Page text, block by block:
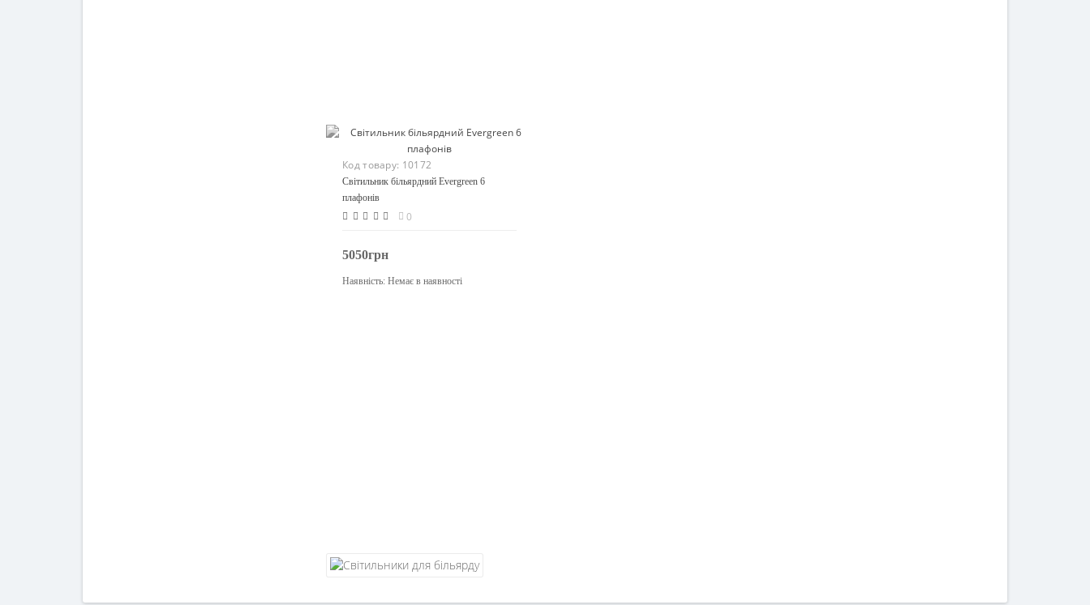
Код товару: 10172
Світильник більярдний Evergreen 6
плафонів
0
5050грн
Закінчився
Наявність: Немає в наявності